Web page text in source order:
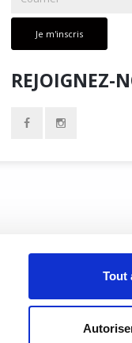
Tout
Je m'inscris
REJOIGNEZ-
À PROPOS